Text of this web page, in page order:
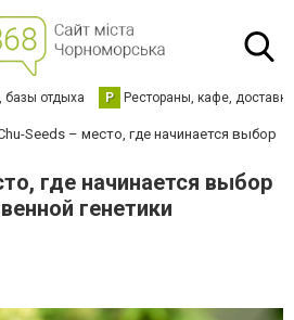
базы отдыха Р Рестораны, кафе,
Seeds – место, где начинается выбор
где начинается выбор
генетики